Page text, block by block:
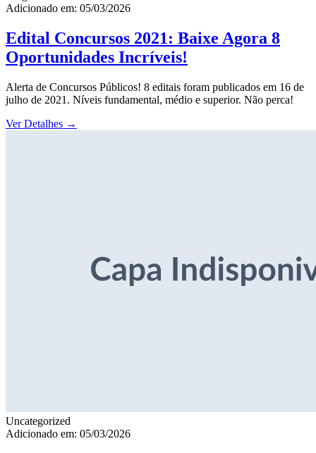
Adicionado em: 05/03/2026
Edital Concursos 2021: Baixe Agora 8
Oportunidades Incríveis!
Alerta de Concursos Públicos! 8 editais foram publicados em 16 de
julho de 2021. Níveis fundamental, médio e superior. Não perca!
Ver Detalhes →
Uncategorized
Adicionado em: 05/03/2026